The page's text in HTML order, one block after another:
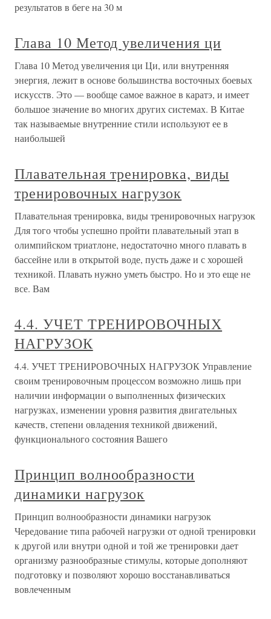
результатов в беге на 30 м
Глава 10 Метод увеличения ци
Глава 10 Метод увеличения ци Ци, или внутренняя
энергия, лежит в основе большинства восточных боевых
искусств. Это — вообще самое важное в каратэ, и имеет
большое значение во многих других системах. В Китае
так называемые внутренние стили используют ее в
наибольшей
Плавательная тренировка, виды
тренировочных нагрузок
Плавательная тренировка, виды тренировочных нагрузок
Для того чтобы успешно пройти плавательный этап в
олимпийском триатлоне, недостаточно много плавать в
бассейне или в открытой воде, пусть даже и с хорошей
техникой. Плавать нужно уметь быстро. Но и это еще не
все. Вам
4.4. УЧЕТ ТРЕНИРОВОЧНЫХ
НАГРУЗОК
4.4. УЧЕТ ТРЕНИРОВОЧНЫХ НАГРУЗОК Управление
своим тренировочным процессом возможно лишь при
наличии информации о выполненных физических
нагрузках, изменении уровня развития двигательных
качеств, степени овладения техникой движений,
функционального состояния Вашего
Принцип волнообразности
динамики нагрузок
Принцип волнообразности динамики нагрузок
Чередование типа рабочей нагрузки от одной тренировки
к другой или внутри одной и той же тренировки дает
организму разнообразные стимулы, которые дополняют
подготовку и позволяют хорошо восстанавливаться
вовлеченным